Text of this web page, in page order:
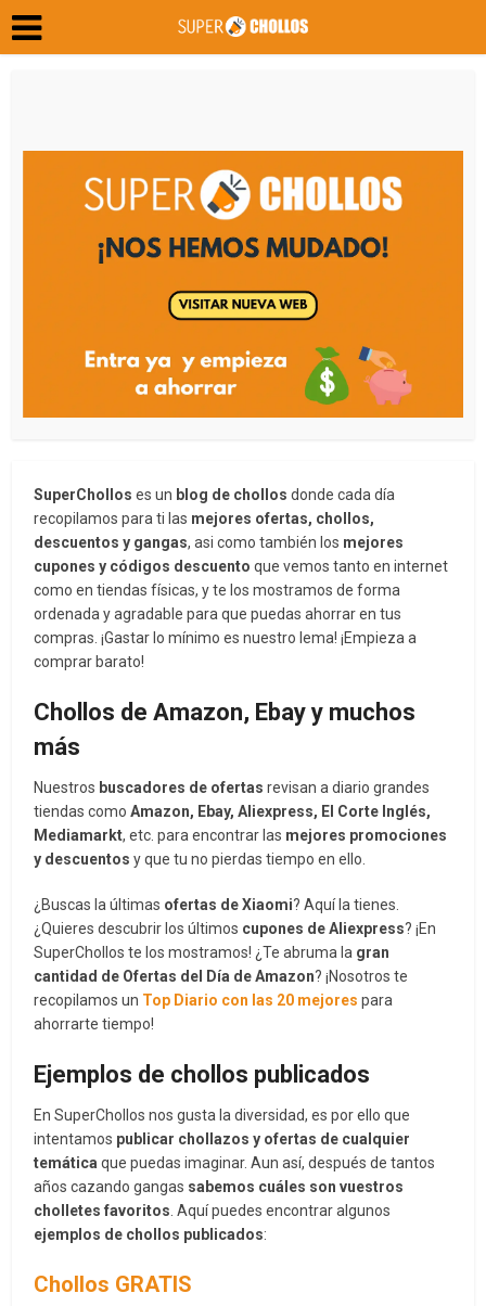
SuperChollos es un blog de chollos donde cada día
recopilamos para ti las mejores ofertas, chollos,
descuentos y gangas, asi como también los mejores
cupones y códigos descuento que vemos tanto en internet
como en tiendas físicas, y te los mostramos de forma
ordenada y agradable para que puedas ahorrar en tus
compras. ¡Gastar lo mínimo es nuestro lema! ¡Empieza a
comprar barato!
Chollos de Amazon, Ebay y muchos
más
Nuestros buscadores de ofertas revisan a diario grandes
tiendas comoAmazon, Ebay, Aliexpress, El Corte Inglés,
Mediamarkt, etc. para encontrar las mejores promociones
y descuentos y que tu no pierdas tiempo en ello.
¿Buscas la últimas ofertas de Xiaomi? Aquí la tienes.
¿Quieres descubrir los últimos cupones de Aliexpress? ¡En
SuperChollos te los mostramos! ¿Te abruma la gran
cantidad de Ofertas del Día de Amazon? ¡Nosotros te
recopilamos un Top Diario con las 20 mejores para
ahorrarte tiempo!
Ejemplos de chollos publicados
En SuperChollos nos gusta la diversidad, es por ello que
intentamos publicar chollazos y ofertas de cualquier
temática que puedas imaginar. Aun así, después de tantos
años cazando gangas sabemos cuáles son vuestros
cholletes favoritos. Aquí puedes encontrar algunos
ejemplos de chollos publicados:
Chollos GRATIS